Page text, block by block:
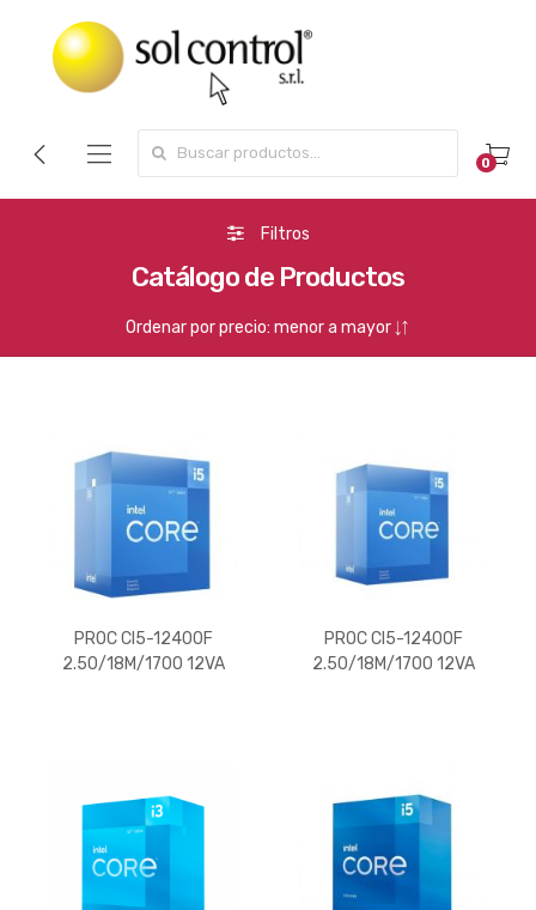
0
Filtros
Catálogo de Productos
PROC CI5-12400F
2.50/18M/1700 12VA
PROC CI5-12400F
2.50/18M/1700 12VA